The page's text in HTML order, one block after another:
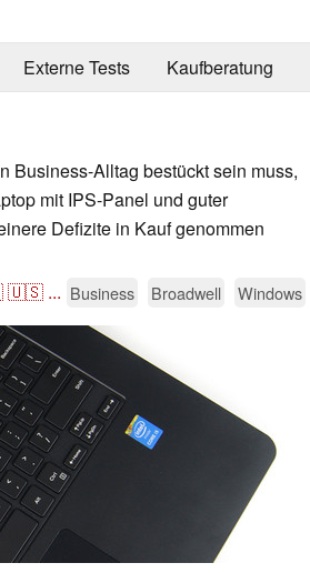
Externe Tests Kaufberatung
Business-Alltag bestückt sein muss,
mit IPS-Panel und guter
Defizite in Kauf genommen
🇺🇸 ... Business Broadwell Windows